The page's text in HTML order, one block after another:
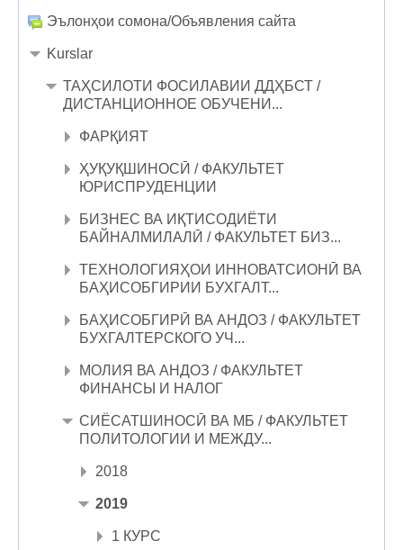
Эълонҳои сомона/Объявления сайта
Kurslar
ТАҲСИЛОТИ ФОСИЛАВИИ ДДҲБСТ /
ДИСТАНЦИОННОЕ ОБУЧЕНИ...
ФАРҚИЯТ
ҲУҚУҚШИНОСӢ / ФАКУЛЬТЕТ
ЮРИСПРУДЕНЦИИ
БИЗНЕС ВА ИҚТИСОДИЁТИ
БАЙНАЛМИЛАЛӢ / ФАКУЛЬТЕТ БИЗ...
ТЕХНОЛОГИЯҲОИ ИННОВАТСИОНӢ ВА
БАҲИСОБГИРИИ БУХГАЛТ...
БАҲИСОБГИРӢ ВА АНДОЗ / ФАКУЛЬТЕТ
БУХГАЛТЕРСКОГО УЧ...
МОЛИЯ ВА АНДОЗ / ФАКУЛЬТЕТ
ФИНАНСЫ И НАЛОГ
СИЁСАТШИНОСӢ ВА МБ / ФАКУЛЬТЕТ
ПОЛИТОЛОГИИ И МЕЖДУ...
2018
2019
1 КУРС